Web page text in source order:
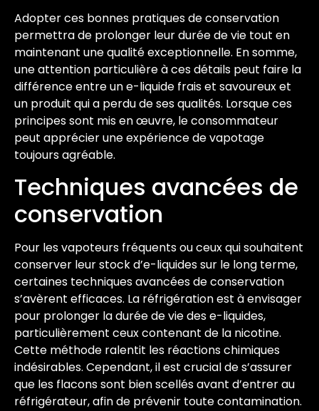
Adopter ces bonnes pratiques de conservation
permettra de prolonger leur durée de vie tout en
maintenant une qualité exceptionnelle. En somme,
une attention particulière à ces détails peut faire la
différence entre un e-liquide frais et savoureux et
un produit qui a perdu de ses qualités. Lorsque ces
principes sont mis en œuvre, le consommateur
peut apprécier une expérience de vapotage
toujours agréable.
Techniques avancées de
conservation
Pour les vapoteurs fréquents ou ceux qui souhaitent
conserver leur stock d’e-liquides sur le long terme,
certaines techniques avancées de conservation
s’avèrent efficaces. La réfrigération est à envisager
pour prolonger la durée de vie des e-liquides,
particulièrement ceux contenant de la nicotine.
Cette méthode ralentit les réactions chimiques
indésirables. Cependant, il est crucial de s’assurer
que les flacons sont bien scellés avant d’entrer au
réfrigérateur, afin de prévenir toute contamination.